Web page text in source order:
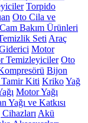
Torpido
Oto Cila ve
Bakım Ürünleri
Seti Araç
Motor
Temizleyiciler Oto
Bijon
Kiti KrikoYağ
Motor Yağı
Yağı ve Katkısı
Akü